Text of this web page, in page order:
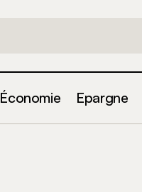
Économie Epargne